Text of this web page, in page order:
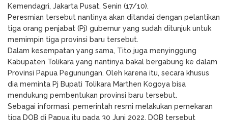
Kemendagri, Jakarta Pusat, Senin (17/10).
Peresmian tersebut nantinya akan ditandai dengan pelantikan
tiga orang penjabat (Pj) gubernur yang sudah ditunjuk untuk
memimpin tiga provinsi baru tersebut.
Dalam kesempatan yang sama, Tito juga menyinggung
Kabupaten Tolikara yang nantinya bakal bergabung ke dalam
Provinsi Papua Pegunungan. Oleh karena itu, secara khusus
dia meminta Pj Bupati Tolikara Marthen Kogoya bisa
mendukung pembentukan provinsi baru tersebut.
Sebagai informasi, pemerintah resmi melakukan pemekaran
tiga DOB di Papua itu pada 30 Juni 2022. DOB tersebut